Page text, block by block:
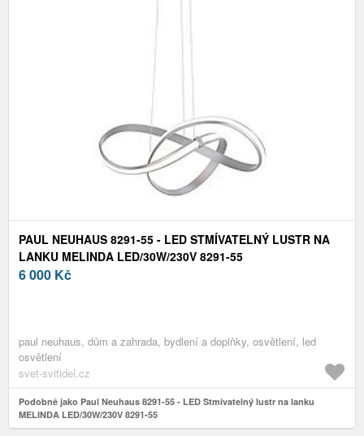
PAUL NEUHAUS 8291-55 - LED STMÍVATELNÝ LUSTR NA
LANKU MELINDA LED/30W/230V 8291-55
6 000 Kč
paul neuhaus, dům a zahrada, bydlení a doplňky, osvětlení, led
osvětlení
svet-svitidel.cz
Podobně jako Paul Neuhaus 8291-55 - LED Stmívatelný lustr na lanku
MELINDA LED/30W/230V 8291-55